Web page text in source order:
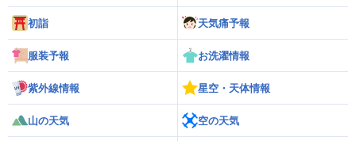
初詣 天気痛予報
服装予報 お洗濯情報
紫外線情報 星空・天体情報
山の天気 空の天気